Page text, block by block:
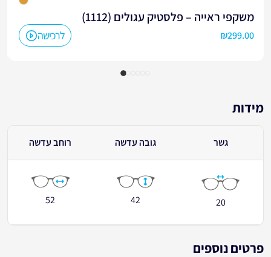
משקפי ראייה – פלסטיק עגולים (1112)
לרכישה ₪299.00
מידות
גשר גובה עדשה רוחב עדשה
20
42
52
פרטים נוספים